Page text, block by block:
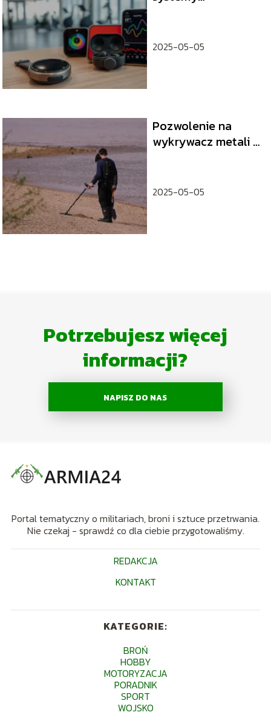
2025-05-05
Pozwolenie na
wykrywacz metali –
2025-05-05
Potrzebujesz więcej
informacji?
NAPISZ DO NAS
Portal tematyczny o militariach, broni i sztuce przetrwania.
Nie czekaj - sprawdź co dla ciebie przygotowaliśmy.
REDAKCJA
KONTAKT
KATEGORIE:
BROŃ
HOBBY
MOTORYZACJA
PORADNIK
SPORT
WOJSKO